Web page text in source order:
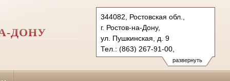
развернуть
344082, Ростовская обл.,
г. Ростов-на-Дону,
ул. Пушкинская, д. 9
Тел.: (863) 267-91-00,
(863) 267-87-93 (ф.)
leninsky.ros@sudrf.ru
ДОНУ